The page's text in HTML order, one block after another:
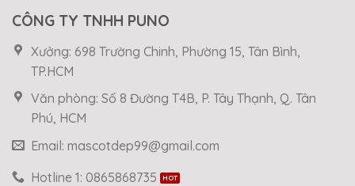
CÔNG TY TNHH PUNO
Xưởng: 698 Trường Chinh, Phường 15, Tân Bình,
TP.HCM
Văn phòng: Số 8 Đường T4B, P. Tây Thạnh, Q. Tân
Phú, HCM
Email: mascotdep99@gmail.com
Hotline 1: 0865868735